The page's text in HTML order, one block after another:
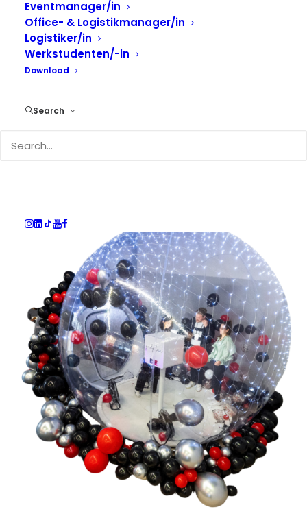
Eventmanager/in
Office- & Logistikmanager/in
Logistiker/in
Werkstudenten/-in
Download
Search
Aktions-, Event- &
über unser umfangreiches Portfolio für